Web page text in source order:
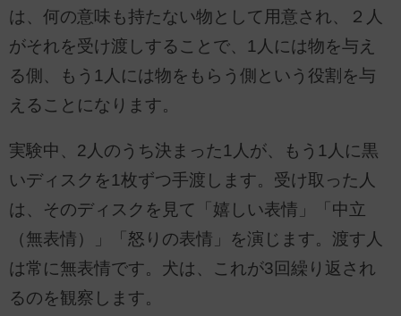
は、何の意味も持たない物として用意され、２人
がそれを受け渡しすることで、1人には物を与え
る側、もう1人には物をもらう側という役割を与
えることになります。
実験中、2人のうち決まった1人が、もう1人に黒
いディスクを1枚ずつ手渡します。受け取った人
は、そのディスクを見て「嬉しい表情」「中立
（無表情）」「怒りの表情」を演じます。渡す人
は常に無表情です。犬は、これが3回繰り返され
るのを観察します。